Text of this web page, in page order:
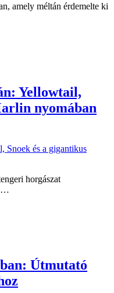
amely méltán érdemelte ki
Yellowtail,
nyomában
horgászat
Útmutató